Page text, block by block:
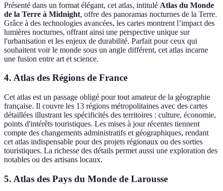
Présenté dans un format élégant, cet atlas, intitulé Atlas du Monde
de la Terre à Midnight, offre des panoramas nocturnes de la Terre.
Grâce à des technologies avancées, les cartes montrent l’impact des
lumières nocturnes, offrant ainsi une perspective unique sur
l'urbanisation et les enjeux de durabilité. Parfait pour ceux qui
souhaitent voir le monde sous un angle différent, cet atlas incarne
une fusion entre art et science.
4. Atlas des Régions de France
Cet atlas est un passage obligé pour tout amateur de la géographie
française. Il couvre les 13 régions métropolitaines avec des cartes
détaillées illustrant les spécificités des territoires : culture, économie,
points d'intérêts touristiques. Les mises à jour récentes tiennent
compte des changements administratifs et géographiques, rendant
cet atlas indispensable pour des projets régionaux ou des sorties
touristiques. La richesse des détails permet aussi une exploration des
notables ou des artisans locaux.
5. Atlas des Pays du Monde de Larousse